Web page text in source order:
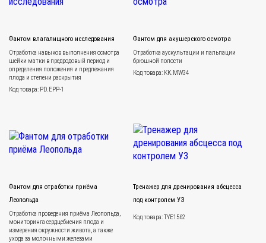
Фантом влагалищного исследования
Отработка навыков выполнения осмотра
шейки матки в предродовый период и
определения положения и предлежания
плода и степени раскрытия
Код товара: PD.EPP-1
Фантом для акушерского осмотра
Отработка аускультации и пальпации
брюшной полости
Код товара: KK.MW34
Фантом для отработки приёма
Леопольда
Отработка проведения приёма Леопольда,
мониторинга сердцебиения плода и
измерения окружности живота, а также
ухода за молочными железами
Тренажер для дренирования абсцесса
под контролем УЗ
Код товара: TYE1562